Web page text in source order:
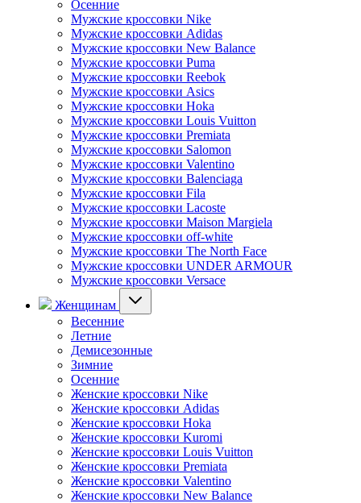
Осенние
Мужские кроссовки Nike
Мужские кроссовки Adidas
Мужские кроссовки New Balance
Мужские кроссовки Puma
Мужские кроссовки Reebok
Мужские кроссовки Asics
Мужские кроссовки Hoka
Мужские кроссовки Louis Vuitton
Мужские кроссовки Premiata
Мужские кроссовки Salomon
Мужские кроссовки Valentino
Мужские кроссовки Balenciaga
Мужские кроссовки Fila
Мужские кроссовки Lacoste
Мужские кроссовки Maison Margiela
Мужские кроссовки off-white
Мужские кроссовки The North Face
Мужские кроссовки UNDER ARMOUR
Мужские кроссовки Versace
Женщинам
Весенние
Летние
Демисезонные
Зимние
Осенние
Женские кроссовки Nike
Женские кроссовки Adidas
Женские кроссовки Hoka
Женские кроссовки Kuromi
Женские кроссовки Louis Vuitton
Женские кроссовки Premiata
Женские кроссовки Valentino
Женские кроссовки New Balance